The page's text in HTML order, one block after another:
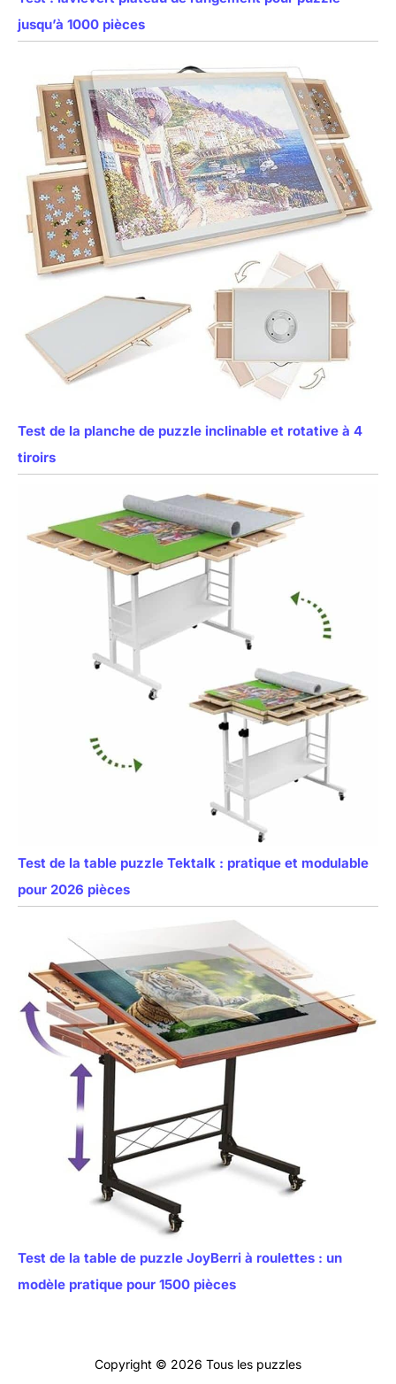
jusqu’à 1000 pièces
Test de la planche de puzzle inclinable et rotative à 4
tiroirs
Test de la table puzzle Tektalk : pratique et modulable
pour 2026 pièces
Test de la table de puzzle JoyBerri à roulettes : un
modèle pratique pour 1500 pièces
Copyright © 2026 Tous les puzzles